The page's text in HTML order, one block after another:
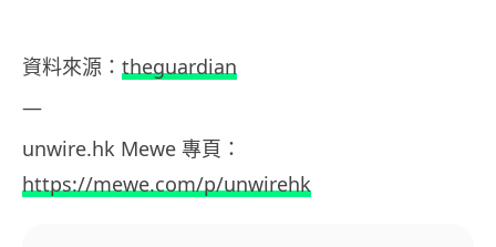
資料來源： theguardian
—
unwire.hk Mewe 專頁：
https://mewe.com/p/unwirehk